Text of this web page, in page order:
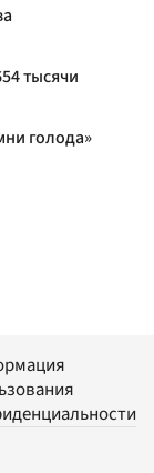
тысячи
голода»